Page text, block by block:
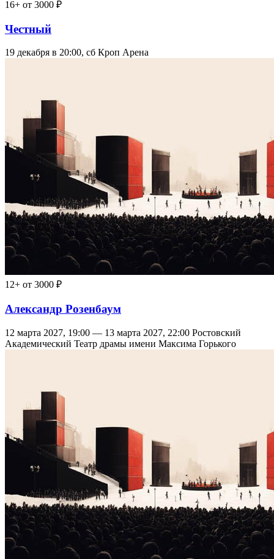
16+ от 3000 ₽
Честный
19 декабря в 20:00, сб Кроп Арена
12+ от 3000 ₽
Александр Розенбаум
12 марта 2027, 19:00 — 13 марта 2027, 22:00 Ростовский
Академический Театр драмы имени Максима Горького